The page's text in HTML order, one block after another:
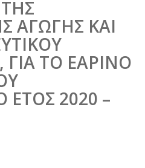
ΑΓΩΓΗΣ ΚΑΙ
ΓΙΑ ΤΟ ΕΑΡΙΝΟ
2020 –